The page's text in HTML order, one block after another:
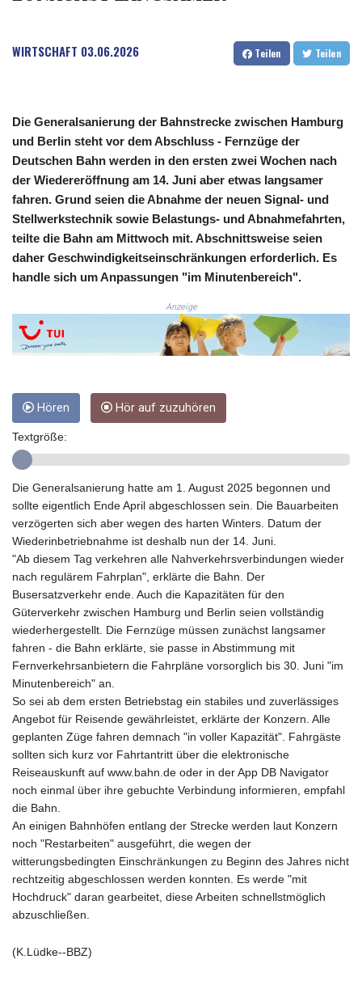
CRC 523.720823
CUC 1.155508
CZK 24.184522
DJF 205.35721
DKK 7.475388
DOP 67.30804
DZD 153.466204
ERN 17.332627
ETB 184.823403
FJD 2.553308
FKP 0.858801
GEL 3.021622
GGP 0.858801
GHS 13.548336
GNF
10148.261152
HNL 31.036971
HRK 7.533572
HTG 151.001333
HUF 361.860769
IDR
20659.336108
ILS 3.470858
IMP 0.858801
INR 109.864533
IQD
1514.293863
1588593.057877
ISK 141.815325
JEP 0.858801
JMD 183.527469
JOD 0.819276
JPY 182.208653
KGS 101.048565
KHR
4682.700886
KMF 493.401915
KRW
WIRTSCHAFT 03.06.2026 Teilen Teilen
Die Generalsanierung der Bahnstrecke zwischen Hamburg
und Berlin steht vor dem Abschluss - Fernzüge der
Deutschen Bahn werden in den ersten zwei Wochen nach
der Wiedereröffnung am 14. Juni aber etwas langsamer
fahren. Grund seien die Abnahme der neuen Signal- und
Stellwerkstechnik sowie Belastungs- und Abnahmefahrten,
teilte die Bahn am Mittwoch mit. Abschnittsweise seien
daher Geschwindigkeitseinschränkungen erforderlich. Es
handle sich um Anpassungen "im Minutenbereich".
Anzeige
Hören Hör auf zuzuhören
Textgröße:
Die Generalsanierung hatte am 1. August 2025 begonnen und
sollte eigentlich Ende April abgeschlossen sein. Die Bauarbeiten
verzögerten sich aber wegen des harten Winters. Datum der
Wiederinbetriebnahme ist deshalb nun der 14. Juni.
"Ab diesem Tag verkehren alle Nahverkehrsverbindungen wieder
nach regulärem Fahrplan", erklärte die Bahn. Der
Busersatzverkehr ende. Auch die Kapazitäten für den
Güterverkehr zwischen Hamburg und Berlin seien vollständig
wiederhergestellt. Die Fernzüge müssen zunächst langsamer
fahren - die Bahn erklärte, sie passe in Abstimmung mit
Fernverkehrsanbietern die Fahrpläne vorsorglich bis 30. Juni "im
Minutenbereich" an.
So sei ab dem ersten Betriebstag ein stabiles und zuverlässiges
Angebot für Reisende gewährleistet, erklärte der Konzern. Alle
geplanten Züge fahren demnach "in voller Kapazität". Fahrgäste
sollten sich kurz vor Fahrtantritt über die elektronische
Reiseauskunft auf www.bahn.de oder in der App DB Navigator
noch einmal über ihre gebuchte Verbindung informieren, empfahl
die Bahn.
An einigen Bahnhöfen entlang der Strecke werden laut Konzern
noch "Restarbeiten" ausgeführt, die wegen der
witterungsbedingten Einschränkungen zu Beginn des Jahres nicht
rechtzeitig abgeschlossen werden konnten. Es werde "mit
Hochdruck" daran gearbeitet, diese Arbeiten schnellstmöglich
abzuschließen.
(K.Lüdke--BBZ)